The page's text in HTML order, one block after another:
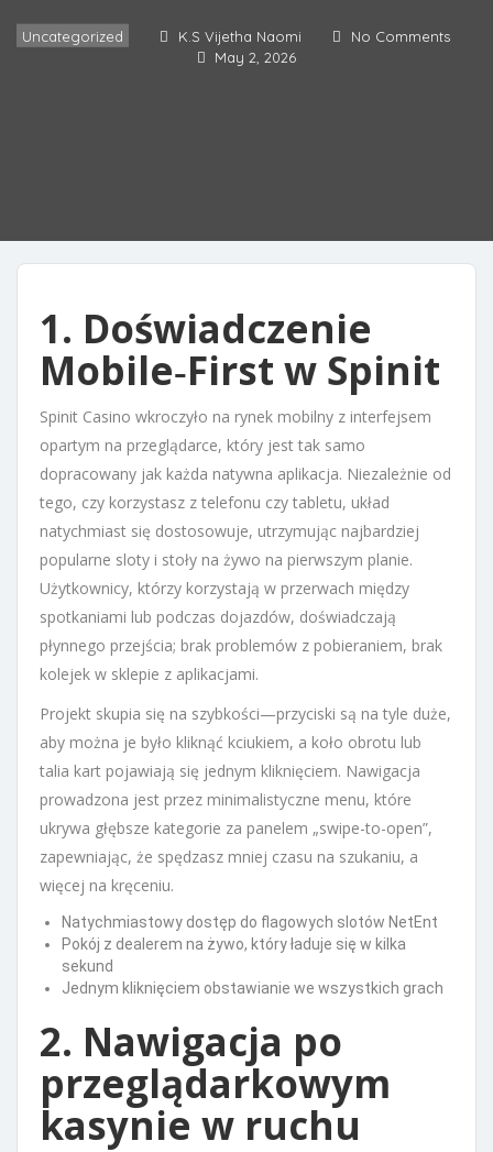
Uncategorized K.S Vijetha Naomi
No Comments
May 2, 2026
1. Doświadczenie
Mobile‑First w Spinit
Spinit Casino wkroczyło na rynek mobilny z interfejsem
opartym na przeglądarce, który jest tak samo
dopracowany jak każda natywna aplikacja. Niezależnie od
tego, czy korzystasz z telefonu czy tabletu, układ
natychmiast się dostosowuje, utrzymując najbardziej
popularne sloty i stoły na żywo na pierwszym planie.
Użytkownicy, którzy korzystają w przerwach między
spotkaniami lub podczas dojazdów, doświadczają
płynnego przejścia; brak problemów z pobieraniem, brak
kolejek w sklepie z aplikacjami.
Projekt skupia się na szybkości—przyciski są na tyle duże,
aby można je było kliknąć kciukiem, a koło obrotu lub
talia kart pojawiają się jednym kliknięciem. Nawigacja
prowadzona jest przez minimalistyczne menu, które
ukrywa głębsze kategorie za panelem „swipe-to-open”,
zapewniając, że spędzasz mniej czasu na szukaniu, a
więcej na kręceniu.
Natychmiastowy dostęp do flagowych slotów NetEnt
Pokój z dealerem na żywo, który ładuje się w kilka
sekund
Jednym kliknięciem obstawianie we wszystkich grach
2. Nawigacja po
przeglądarkowym
kasynie w ruchu